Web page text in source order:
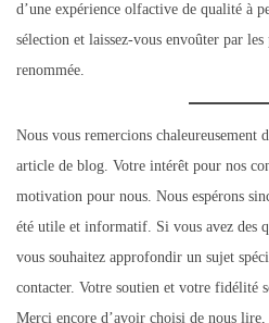
d’une expérience olfactive de qualité à
sélection et laissez-vous envoûter par
renommée.
Nous vous remercions chaleureusement
article de blog. Votre intérêt pour nos
motivation pour nous. Nous espérons
été utile et informatif. Si vous avez des
vous souhaitez approfondir un sujet
contacter. Votre soutien et votre fidélité
Merci encore d’avoir choisi de nous